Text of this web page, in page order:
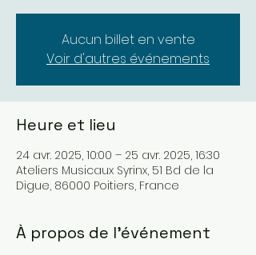
Aucun billet en vente
Voir d'autres événements
Heure et lieu
24 avr. 2025, 10:00 – 25 avr. 2025, 16:30
Ateliers Musicaux Syrinx, 51 Bd de la
Digue, 86000 Poitiers, France
À propos de l'événement